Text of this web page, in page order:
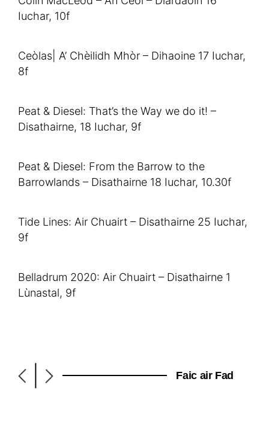
Iuchar, 10f
Ceòlas| A’ Chèilidh Mhòr – Dihaoine 17 Iuchar,
8f
Peat & Diesel: That’s the Way we do it! –
Disathairne, 18 Iuchar, 9f
Peat & Diesel: From the Barrow to the
Barrowlands – Disathairne 18 Iuchar, 10.30f
Tide Lines: Air Chuairt – Disathairne 25 Iuchar,
9f
Belladrum 2020: Air Chuairt – Disathairne 1
Lùnastal, 9f
Faic air Fad